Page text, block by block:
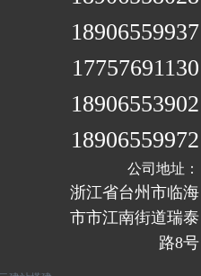
18906559937
17757691130
18906553902
18906559972
公司地址：
浙江省台州市临海
市市江南街道瑞泰
路8号